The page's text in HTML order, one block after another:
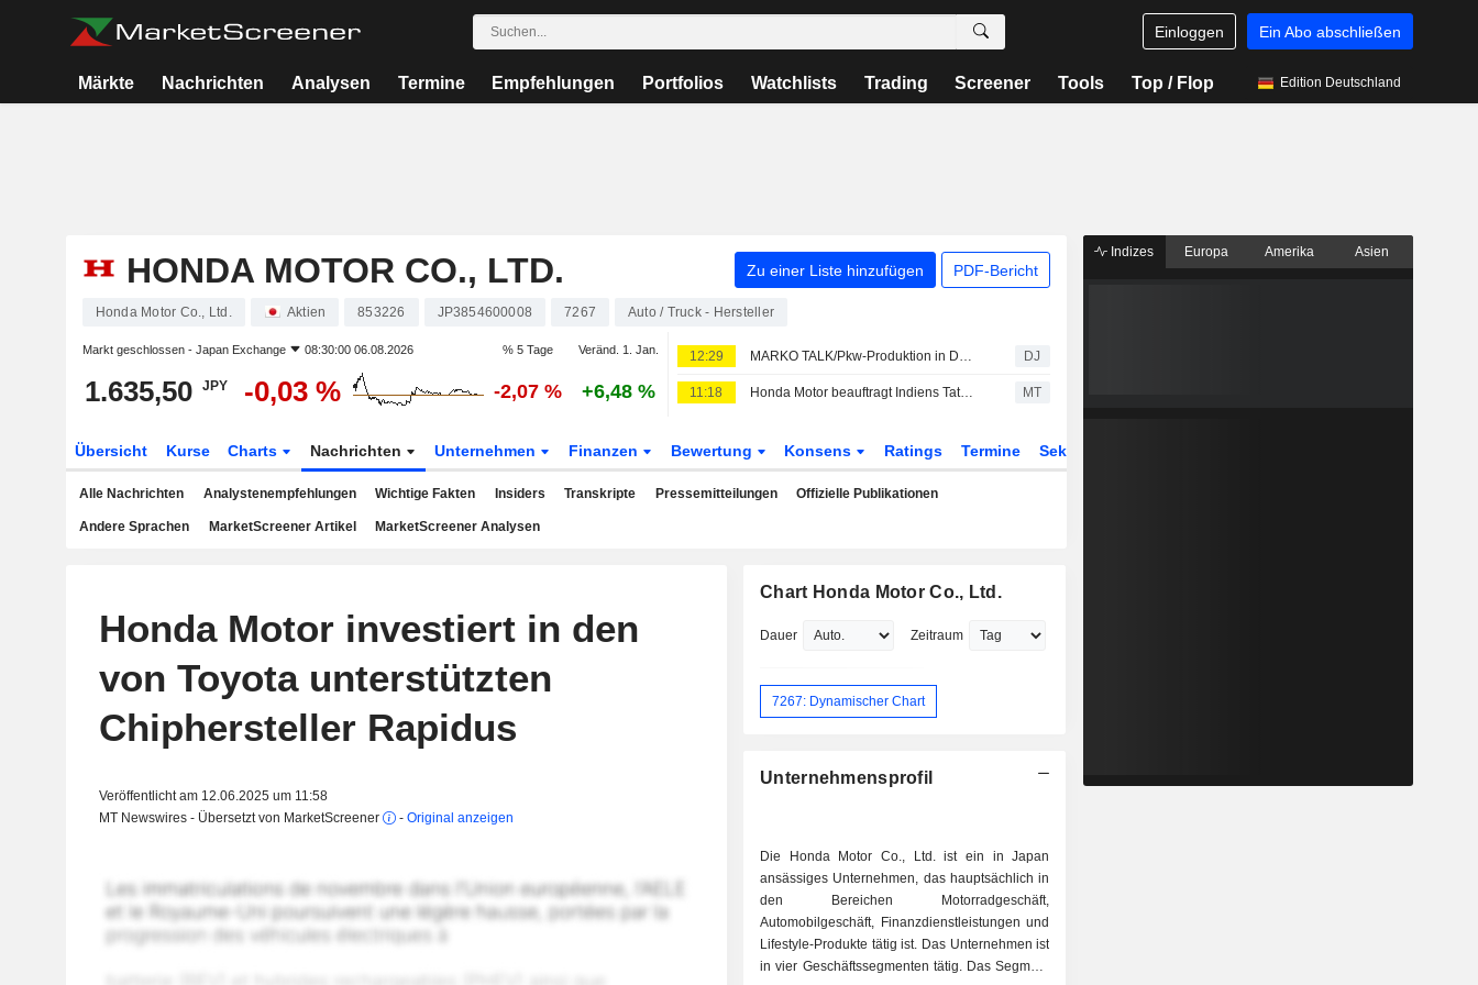
Einloggen Ein Abo abschließen
Märkte Nachrichten Analysen Termine Empfehlungen Portfolios Watchlists Trading Screener Tools Top / Flop Edition Deutschland
HONDA MOTOR CO., LTD. Zu einer Liste hinzufügen PDF-Bericht
Honda Motor Co., Ltd. Aktien 853226 JP3854600008 7267 Auto / Truck - Hersteller
Markt geschlossen - Japan Exchange 08:30:00 06.08.2026 % 5 Tage Veränd. 1. Jan.
1.635,50 JPY -0,03 % -2,07 % +6,48 %
12:29 MARKO TALK/Pkw-Produktion in Deutschland sinkt im Juli DJ
11:18 Honda Motor beauftragt Indiens Tata Technologies mit der Entwicklung einer Plattform für neue Fahrzeuge MT
Übersicht Kurse Charts Nachrichten Unternehmen Finanzen Bewertung Konsens Ratings Termine Sektor
Alle Nachrichten Analystenempfehlungen Wichtige Fakten Insiders Transkripte Pressemitteilungen Offizielle Publikationen
Andere Sprachen MarketScreener Artikel MarketScreener Analysen
Honda Motor investiert in den
von Toyota unterstützten
Chiphersteller Rapidus
Veröffentlicht am 12.06.2025 um 11:58
MT Newswires - Übersetzt von MarketScreener
- Original anzeigen
Chart Honda Motor Co., Ltd.
Dauer Zeitraum
7267: Dynamischer Chart
Unternehmensprofil
Die Honda Motor Co., Ltd. ist ein in Japan
ansässiges Unternehmen, das hauptsächlich in
den Bereichen Motorradgeschäft,
Automobilgeschäft, Finanzdienstleistungen und
Lifestyle-Produkte tätig ist. Das Unternehmen ist
in vier Geschäftssegmenten tätig. Das Segment
Indizes Europa Amerika Asien